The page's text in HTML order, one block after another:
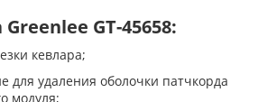
GT-45658:
кевлара;
для удаления оболочки патчкорда
модуля;